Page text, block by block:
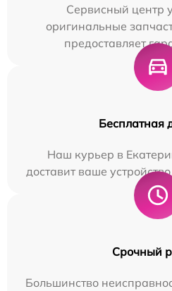
Сервисный центр
оригинальные
предоставляет
Бесплатная
Наш курьер в
доставит ваше
Срочный
Большинство